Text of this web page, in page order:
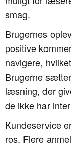
smag.
Brugernes
positive
navigere,
Brugerne
læsning, der
de ikke har
Kundeservice
ros. Flere